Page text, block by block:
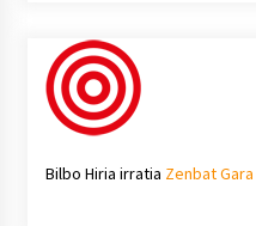
Bilbo Hiria irratia Zenbat Gara